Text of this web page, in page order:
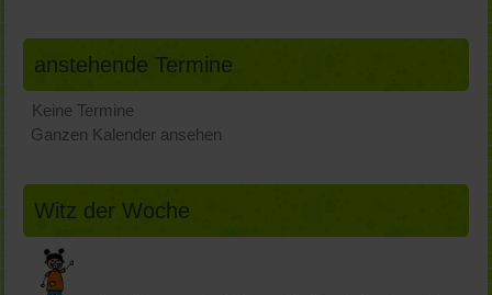
anstehende Termine
Keine Termine
Ganzen Kalender ansehen
Witz der Woche